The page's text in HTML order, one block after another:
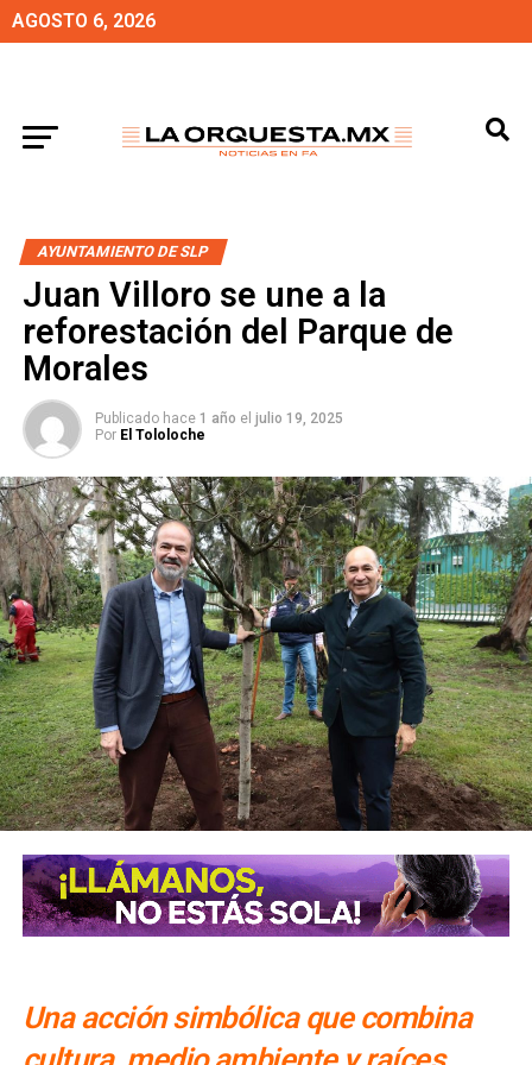
AGOSTO 6, 2026
AYUNTAMIENTO DE SLP
Juan Villoro se une a la
reforestación del Parque de
Morales
Publicado hace 1 año el julio 19, 2025
Por El Tololoche
Una acción simbólica que combina